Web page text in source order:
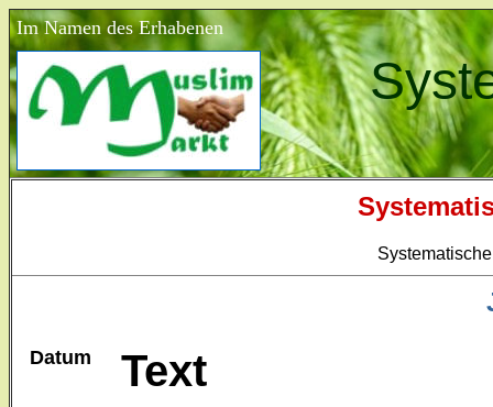
Im Namen des Erhabenen
Datum Text